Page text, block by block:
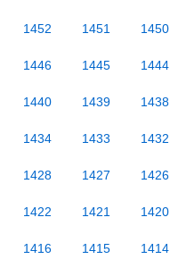
1452 1451 1450
1446 1445 1444
1440 1439 1438
1434 1433 1432
1428 1427 1426
1422 1421 1420
1416 1415 1414